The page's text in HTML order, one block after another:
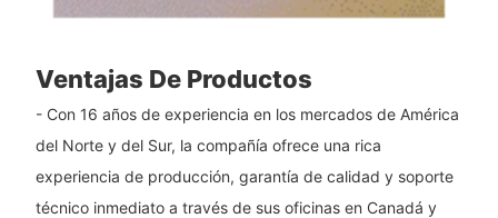
Ventajas De Productos
- Con 16 años de experiencia en los mercados de América
del Norte y del Sur, la compañía ofrece una rica
experiencia de producción, garantía de calidad y soporte
técnico inmediato a través de sus oficinas en Canadá y